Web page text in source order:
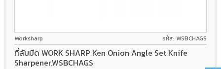
Worksharp รหัส: WSBCHAGS
ที่ลับมีด WORK SHARP Ken Onion Angle Set Knife
Sharpener,WSBCHAGS